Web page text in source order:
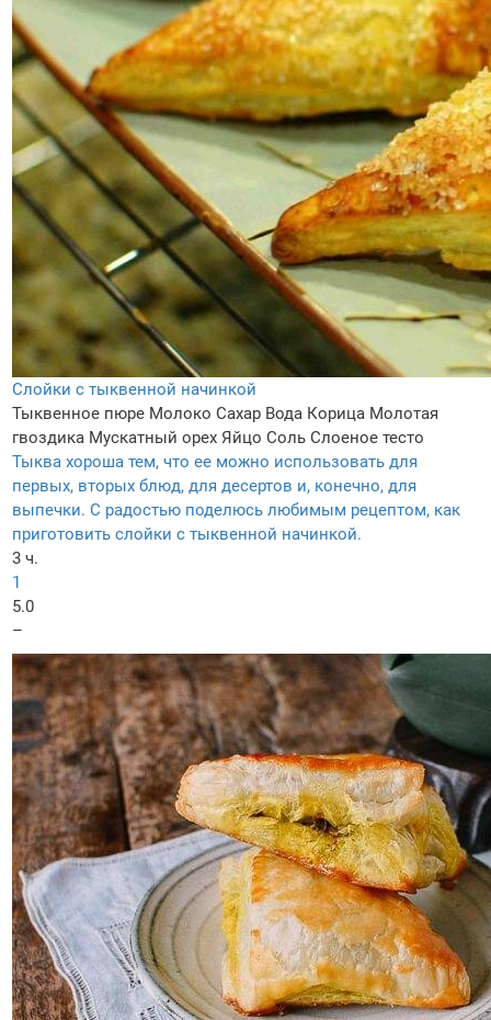
Слойки с тыквенной начинкой
Тыквенное пюре Молоко Сахар Вода Корица Молотая
гвоздика Мускатный орех Яйцо Соль Слоеное тесто
Тыква хороша тем, что ее можно использовать для
первых, вторых блюд, для десертов и, конечно, для
выпечки. С радостью поделюсь любимым рецептом, как
приготовить слойки с тыквенной начинкой.
3 ч.
1
5.0
–